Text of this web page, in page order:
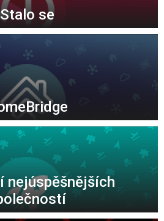
Stalo se
nejúspěšnějších